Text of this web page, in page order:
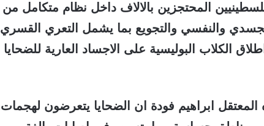
المحتجزين بالالاف داخل نظام متكامل من
والنفسي والتجويع بما يشمل التعري القسري
الكلاب البوليسية على الاجساد العارية للضحايا
المعتقل ابراهيم فودة ان الضحايا يتعرضون لهجمات